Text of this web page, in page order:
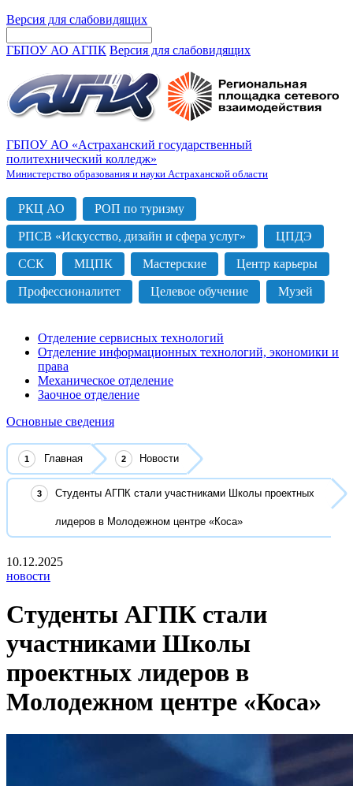
Версия для слабовидящих
ГБПОУ АО АГПК Версия для слабовидящих
ГБПОУ АО «Астраханский государственный
политехнический колледж»
Министерство образования и науки Астраханской области
РКЦ АО РОП по туризму
РПСВ «Искусство, дизайн и сфера услуг» ЦПДЭ
ССК МЦПК Мастерские Центр карьеры
Профессионалитет Целевое обучение Музей
Отделение сервисных технологий
Отделение информационных технологий, экономики и
права
Механическое отделение
Заочное отделение
Основные сведения
Главная Новости
Студенты АГПК стали участниками Школы проектных
лидеров в Молодежном центре «Коса»
10.12.2025
новости
Студенты АГПК стали
участниками Школы
проектных лидеров в
Молодежном центре «Коса»